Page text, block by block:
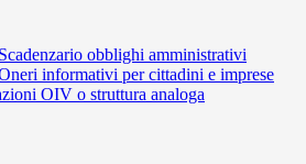
Scadenzario obblighi amministrativi
informativi per cittadini e imprese
OIV o struttura analoga